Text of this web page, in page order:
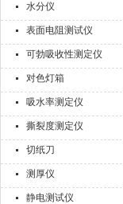
水分仪
表面电阻测试仪
可勃吸收性测定仪
对色灯箱
吸水率测定仪
撕裂度测定仪
切纸刀
测厚仪
静电测试仪